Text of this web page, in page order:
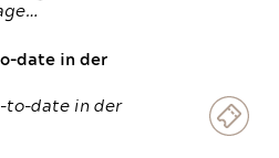
date in der
to-date in der